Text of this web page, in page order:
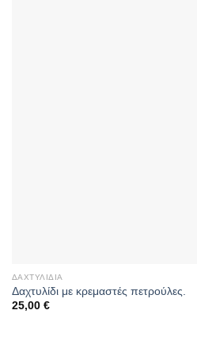
ΔΑΧΤΥΛΊΔΙΑ
Δαχτυλίδι με κρεμαστές πετρούλες.
25,00 €